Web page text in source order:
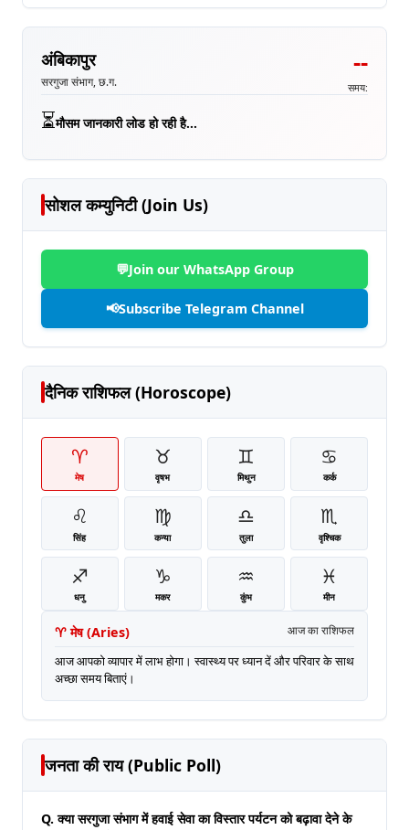
अंबिकापुर
सरगुजा संभाग, छ.ग.
--
समय:
⏳मौसम जानकारी लोड हो रही है...
सोशल कम्युनिटी (Join Us)
💬Join our WhatsApp Group
📢Subscribe Telegram Channel
दैनिक राशिफल (Horoscope)
♈
मेष
♉
वृषभ
♊
मिथुन
♋
कर्क
♌
सिंह
♍
कन्या
♎
तुला
♏
वृश्चिक
♐
धनु
♑
मकर
♒
कुंभ
♓
मीन
♈ मेष(Aries) आज का राशिफल
आज आपको व्यापार में लाभ होगा। स्वास्थ्य पर ध्यान दें और परिवार के साथ
अच्छा समय बिताएं।
जनता की राय (Public Poll)
Q. क्या सरगुजा संभाग में हवाई सेवा का विस्तार पर्यटन को बढ़ावा देने के